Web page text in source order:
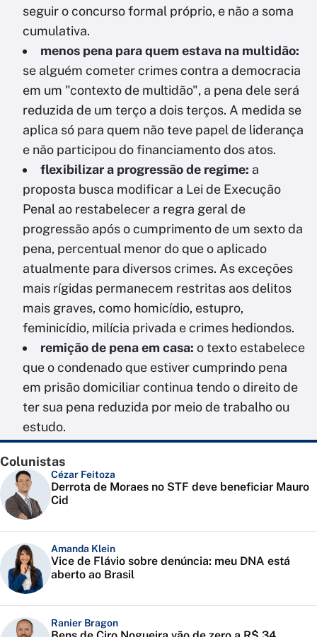
seguir o concurso formal próprio, e não a soma
cumulativa.
menos pena para quem estava na multidão:
se alguém cometer crimes contra a democracia
em um "contexto de multidão", a pena dele será
reduzida de um terço a dois terços. A medida se
aplica só para quem não teve papel de liderança
e não participou do financiamento dos atos.
flexibilizar a progressão de regime: a
proposta busca modificar a Lei de Execução
Penal ao restabelecer a regra geral de
progressão após o cumprimento de um sexto da
pena, percentual menor do que o aplicado
atualmente para diversos crimes. As exceções
mais rígidas permanecem restritas aos delitos
mais graves, como homicídio, estupro,
feminicídio, milícia privada e crimes hediondos.
remição de pena em casa: o texto estabelece
que o condenado que estiver cumprindo pena
em prisão domiciliar continua tendo o direito de
ter sua pena reduzida por meio de trabalho ou
estudo.
Colunistas
Cézar Feitoza
Derrota de Moraes no STF deve beneficiar Mauro
Cid
Amanda Klein
Vice de Flávio sobre denúncia: meu DNA está
aberto ao Brasil
Ranier Bragon